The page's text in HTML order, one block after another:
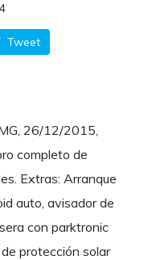
Tweet
26/12/2015,
completo de
Extras: Arranque
auto, avisador de
con parktronic
protección solar